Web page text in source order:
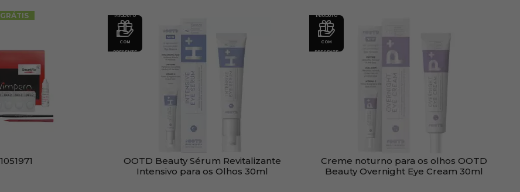
PRODUTO
COM
PRESENTE
OOTD Beauty Sérum Revitalizante
Intensivo para os Olhos 30ml
PRODUTO
COM
PRESENTE
Creme noturno para os olhos OOTD
Beauty Overnight Eye Cream 30ml